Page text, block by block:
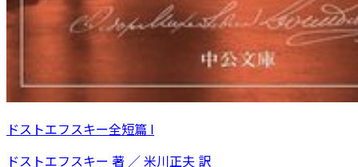
ドストエフスキー全短篇 I
ドストエフスキー 著 ／ 米川正夫 訳